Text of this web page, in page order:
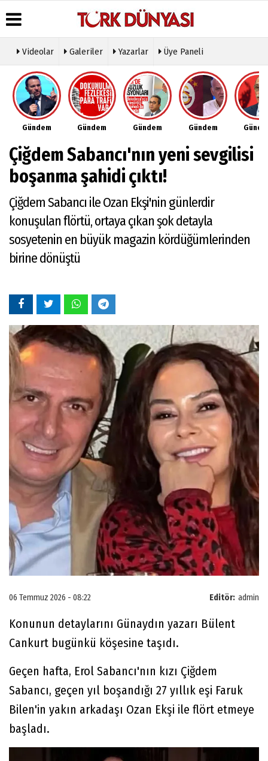
Üye Paneli
Haber
Arşivi
Gazete
Arşivi
Günün
Haberleri
Hava
Durumu
Gazete
Manşetleri
Anketler
Biyografiler
Köşe
Yazarları
Video
Galeri
Foto
Etkinlikler
Künye
İletişim
Çerez
Politikası
İlkeleri
Videolar Galeriler Yazarlar Üye Paneli
Gündem Gündem Gündem Gündem
Çiğdem Sabancı'nın yeni sevgilisi
boşanma şahidi çıktı!
Çiğdem Sabancı ile Ozan Ekşi'nin günlerdir
konuşulan flörtü, ortaya çıkan şok detayla
sosyetenin en büyük magazin kördüğümlerinden
birine dönüştü
Editör: admin
06 Temmuz 2026 - 08:22
Konunun detaylarını Günaydın yazarı Bülent
Cankurt bugünkü köşesine taşıdı.
Geçen hafta, Erol Sabancı'nın kızı Çiğdem
Sabancı, geçen yıl boşandığı 27 yıllık eşi Faruk
Bilen'in yakın arkadaşı Ozan Ekşi ile flört etmeye
başladı.